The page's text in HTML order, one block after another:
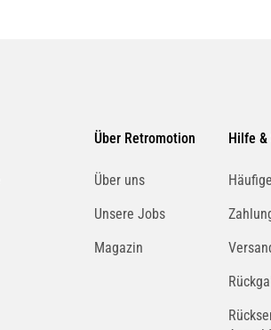
Über Retromotion
Über uns
Unsere Jobs
Magazin
Hilfe &